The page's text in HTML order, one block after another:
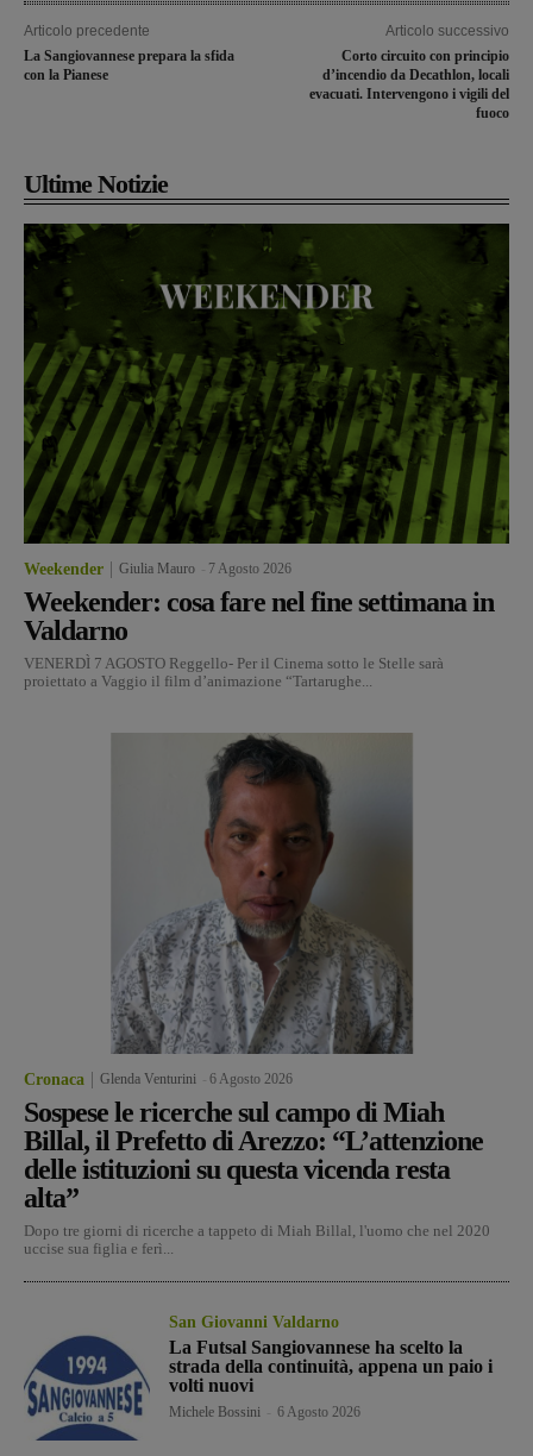
Articolo precedente
La Sangiovannese prepara la sfida
con la Pianese
Articolo successivo
Corto circuito con principio
d’incendio da Decathlon, locali
evacuati. Intervengono i vigili del
fuoco
Ultime Notizie
Weekender Giulia Mauro 7 Agosto 2026
Weekender: cosa fare nel fine settimana in
Valdarno
VENERDÌ 7 AGOSTO Reggello- Per il Cinema sotto le Stelle sarà
proiettato a Vaggio il film d’animazione “Tartarughe...
Cronaca Glenda Venturini 6 Agosto 2026
Sospese le ricerche sul campo di Miah
Billal, il Prefetto di Arezzo: “L’attenzione
delle istituzioni su questa vicenda resta
alta”
Dopo tre giorni di ricerche a tappeto di Miah Billal, l'uomo che nel 2020
uccise sua figlia e ferì...
San Giovanni Valdarno
La Futsal Sangiovannese ha scelto la
strada della continuità, appena un paio i
volti nuovi
Michele Bossini 6 Agosto 2026